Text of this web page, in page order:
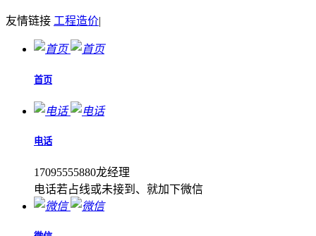
友情链接 工程造价|
首页
电话
17095555880龙经理
电话若占线或未接到、就加下微信